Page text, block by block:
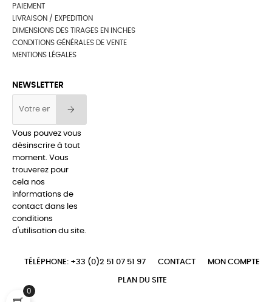
PAIEMENT
LIVRAISON / EXPEDITION
DIMENSIONS DES TIRAGES EN INCHES
CONDITIONS GÉNÉRALES DE VENTE
MENTIONS LÉGALES
NEWSLETTER
Vous pouvez vous
désinscrire à tout
moment. Vous
trouverez pour
cela nos
informations de
contact dans les
conditions
d'utilisation du site.
TÉLÉPHONE: +33 (0)2 51 07 51 97 CONTACT MON COMPTE
PLAN DU SITE
0